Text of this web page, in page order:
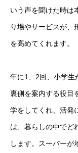
いう声を聞けた時は
り場やサービスが、
を高めてくれます。
年に1、2回、小学生
裏側を案内する役目
学をしてくれ、活発
は、暮らしの中でど
します。スーパーが